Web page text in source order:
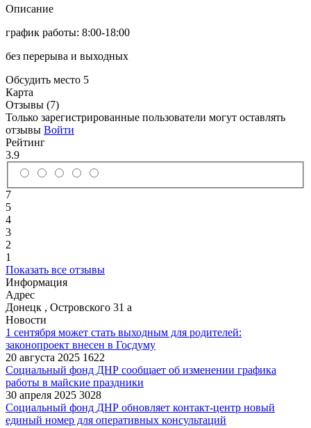
Описание
график работы: 8:00-18:00
без перерыва и выходных
Обсудить место 5
Карта
Отзывы (7)
Только зарегистрированные пользователи могут оставлять
отзывы Войти
Рейтинг
3.9
7
5
4
3
2
1
Показать все отзывы
Информация
Адрес
Донецк , Островского 31 а
Новости
1 сентября может стать выходным для родителей:
законопроект внесен в Госдуму
20 августа 2025 1622
Социальный фонд ДНР сообщает об изменении графика
работы в майские праздники
30 апреля 2025 3028
Социальный фонд ДНР обновляет контакт-центр новый
единый номер для оперативных консультаций